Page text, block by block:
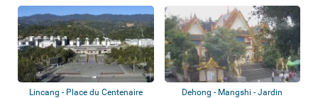
Manxianlin...
Lac...
Lincang - Place du Centenaire
Dehong - Mangshi - Jardin